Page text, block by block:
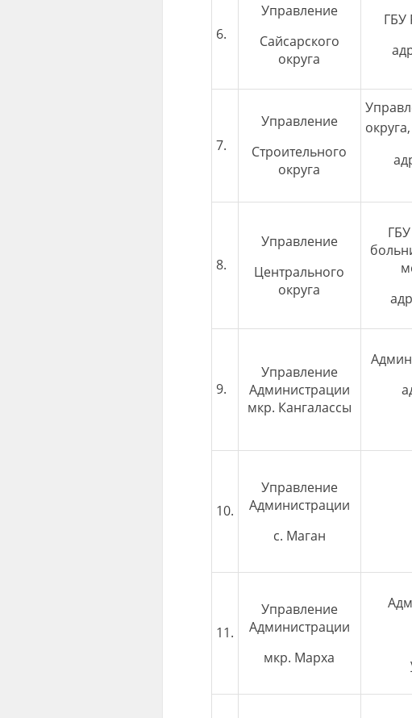
6.
Управление
Сайсарского
округа
ГБУ
7.
Управление
Строительного
округа
округа,
8.
Управление
Центрального
округа
9.
Управление
Администрации
мкр. Кангалассы
10.
Управление
Администрации
с. Маган
11.
Управление
Администрации
мкр. Марха